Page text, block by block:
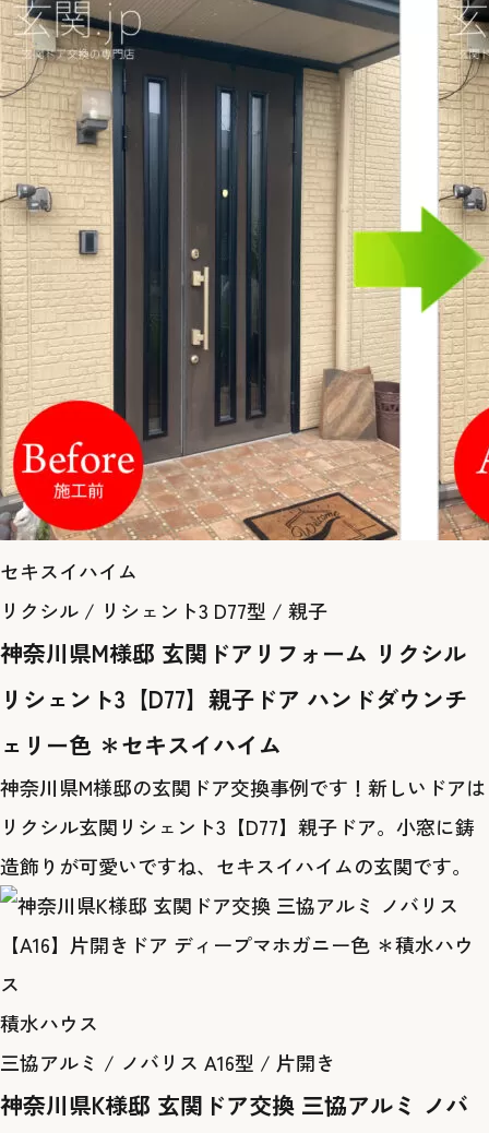
セキスイハイム
リクシル / リシェント3 D77型 / 親子
神奈川県M様邸 玄関ドアリフォーム リクシル
リシェント3【D77】親子ドア ハンドダウンチ
ェリー色 ＊セキスイハイム
神奈川県M様邸の玄関ドア交換事例です！新しいドアは
リクシル玄関リシェント3【D77】親子ドア。小窓に鋳
造飾りが可愛いですね、セキスイハイムの玄関です。
積水ハウス
三協アルミ / ノバリス A16型 / 片開き
神奈川県K様邸 玄関ドア交換 三協アルミ ノバ